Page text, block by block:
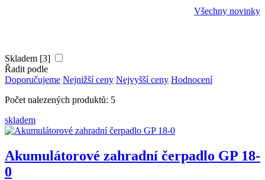
Všechny novinky
Skladem [3]
Řadit podle
Doporučujeme Nejnižší ceny Nejvyšší ceny Hodnocení
Počet nalezených produktů: 5
skladem
Akumulátorové zahradní čerpadlo GP 18-
0